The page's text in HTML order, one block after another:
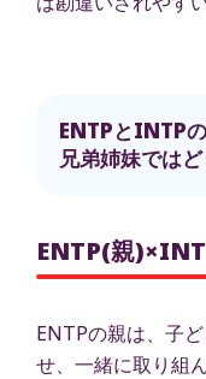
ENTPとINTP
兄弟姉妹ではど
ENTP(親
ENTPの親は、子
せ、一緒に取り組